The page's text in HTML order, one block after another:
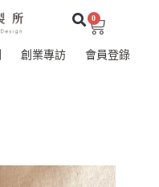
0
創業專訪 會員登錄